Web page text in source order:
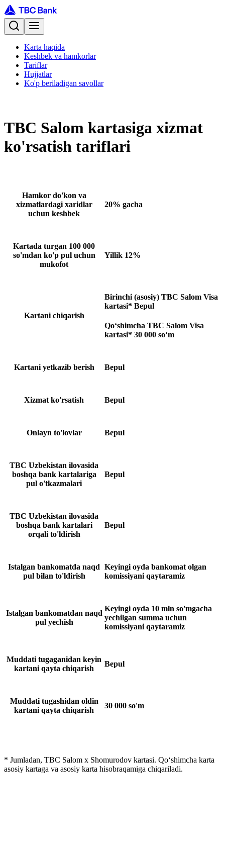
Karta haqida
Keshbek va hamkorlar
Tariflar
Hujjatlar
Ko'p beriladigan savollar
TBC Salom kartasiga xizmat
ko'rsatish tariflari
Hamkor do'kon va
xizmatlardagi xaridlar
uchun keshbek
20% gacha
Kartada turgan 100 000
so'mdan ko'p pul uchun
mukofot
Yillik 12%
Kartani chiqarish
Birinchi (asosiy) TBC Salom Visa
kartasi* Bepul
Qo‘shimcha TBC Salom Visa
kartasi* 30 000 so‘m
Kartani yetkazib berish Bepul
Xizmat ko'rsatish Bepul
Onlayn to'lovlar Bepul
TBC Uzbekistan ilovasida
boshqa bank kartalariga
pul o'tkazmalari
Bepul
TBC Uzbekistan ilovasida
boshqa bank kartalari
orqali to'ldirish
Bepul
Istalgan bankomatda naqd
pul bilan to'ldirish
Keyingi oyda bankomat olgan
komissiyani qaytaramiz
Istalgan bankomatdan naqd
pul yechish
Keyingi oyda 10 mln so'mgacha
yechilgan summa uchun
komissiyani qaytaramiz
Muddati tugaganidan keyin
kartani qayta chiqarish
Bepul
Muddati tugashidan oldin
kartani qayta chiqarish
30 000 so'm
* Jumladan, TBC Salom x Shomurodov kartasi. Qo‘shimcha karta
asosiy kartaga va asosiy karta hisobraqamiga chiqariladi.